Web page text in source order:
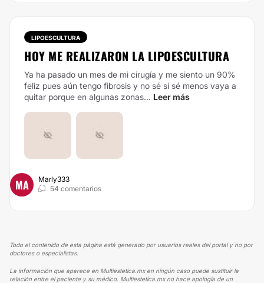
LIPOESCULTURA
HOY ME REALIZARON LA LIPOESCULTURA
Ya ha pasado un mes de mi cirugía y me siento un 90%
feliz pues aún tengo fibrosis y no sé si sé menos vaya a
quitar porque en algunas zonas... Leer más
MA
Marly333
54 comentarios
Todo el contenido de esta página está generado por usuarios reales del portal y no por
doctores o especialistas.
La información que aparece en Multiestetica.mx en ningún caso puede sustituir la
relación entre el paciente y su médico. Multiestetica.mx no hace apología de un